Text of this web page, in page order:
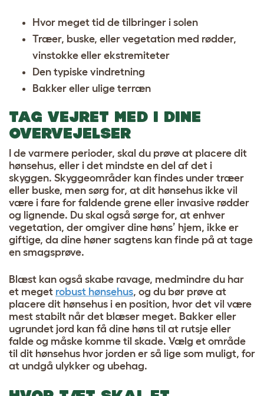
Hvor meget tid de tilbringer i solen
Træer, buske, eller vegetation med rødder,
vinstokke eller ekstremiteter
Den typiske vindretning
Bakker eller ulige terræn
TAG VEJRET MED I DINE
OVERVEJELSER
I de varmere perioder, skal du prøve at placere dit
hønsehus, eller i det mindste en del af det i
skyggen. Skyggeområder kan findes under træer
eller buske, men sørg for, at dit hønsehus ikke vil
være i fare for faldende grene eller invasive rødder
og lignende. Du skal også sørge for, at enhver
vegetation, der omgiver dine høns’ hjem, ikke er
giftige, da dine høner sagtens kan finde på at tage
en smagsprøve.
Blæst kan også skabe ravage, medmindre du har
et meget robust hønsehus, og du bør prøve at
placere dit hønsehus i en position, hvor det vil være
mest stabilt når det blæser meget. Bakker eller
ugrundet jord kan få dine høns til at rutsje eller
falde og måske komme til skade. Vælg et område
til dit hønsehus hvor jorden er så lige som muligt, for
at undgå ulykker og ubehag.